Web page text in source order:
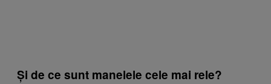
Și de ce sunt manelele cele mai rele?